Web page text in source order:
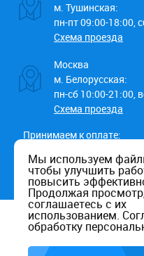
м. Тушинская:
пн-пт 09:00-18:00,
Схема проезда
Москва
м. Белорусская:
пн-сб 10:00-21:00,
Схема проезда
Принимаем к оплате:
Данный информационный
соотв. со статьей 437 (п.2)
уточняйте по телефону.
Мы используем
чтобы улучшить
повысить
Продолжая
соглашаетесь с их
использованием.
обработку